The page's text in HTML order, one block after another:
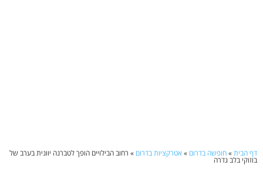
דף הבית»חופשה בדרום » אטרקציות בדרום » רחוב הבילויים הופך לטברנה יוונית בערב של
בוזוקי בלב גדרה